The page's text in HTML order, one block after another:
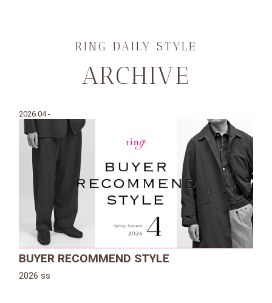
RING DAILY STYLE
ARCHIVE
2026.04 -
BUYER RECOMMEND STYLE
2026 ss